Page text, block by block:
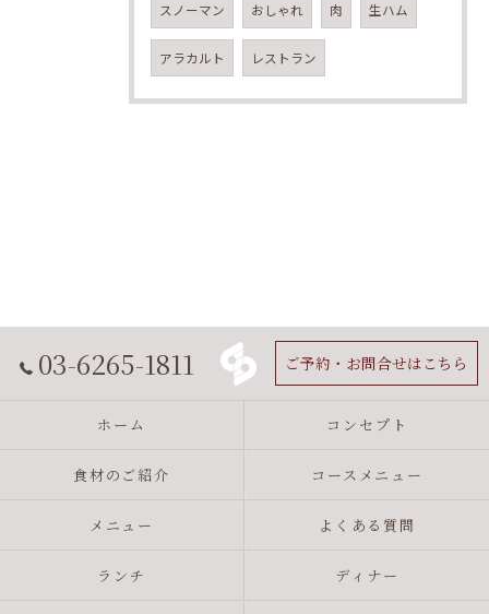
スノーマン おしゃれ 肉 生ハム
アラカルト レストラン
03-6265-1811 ご予約・お問合せはこちら
ホーム コンセプト
食材のご紹介 コースメニュー
メニュー よくある質問
ランチ ディナー